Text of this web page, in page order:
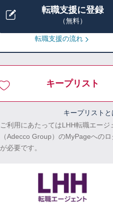
転職支援に登録
（無料）
転職支援の流れ
キープリスト
キープリストと
ご利用にあたってはLHH転職エージ
（Adecco Group）のMyPageへの
が必要です。